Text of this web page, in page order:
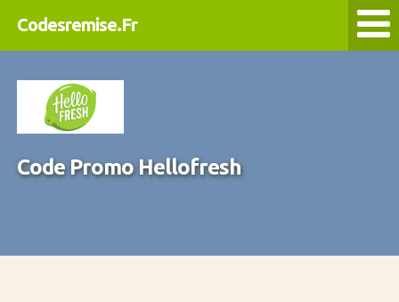
Codesremise.Fr
Code Promo Hellofresh